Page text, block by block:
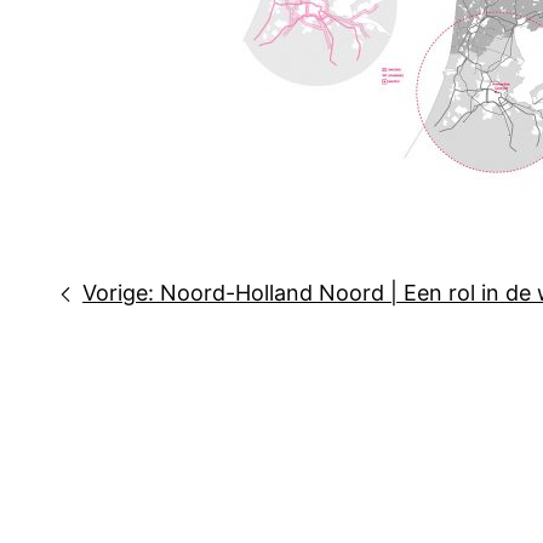
Bericht
Vorige: Noord-Holland Noord | Een rol in